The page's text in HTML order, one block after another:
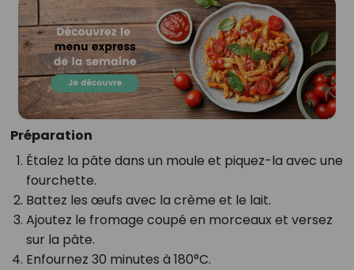
Préparation
Étalez la pâte dans un moule et piquez-la avec une
fourchette.
Battez les œufs avec la crème et le lait.
Ajoutez le fromage coupé en morceaux et versez
sur la pâte.
Enfournez 30 minutes à 180°C.